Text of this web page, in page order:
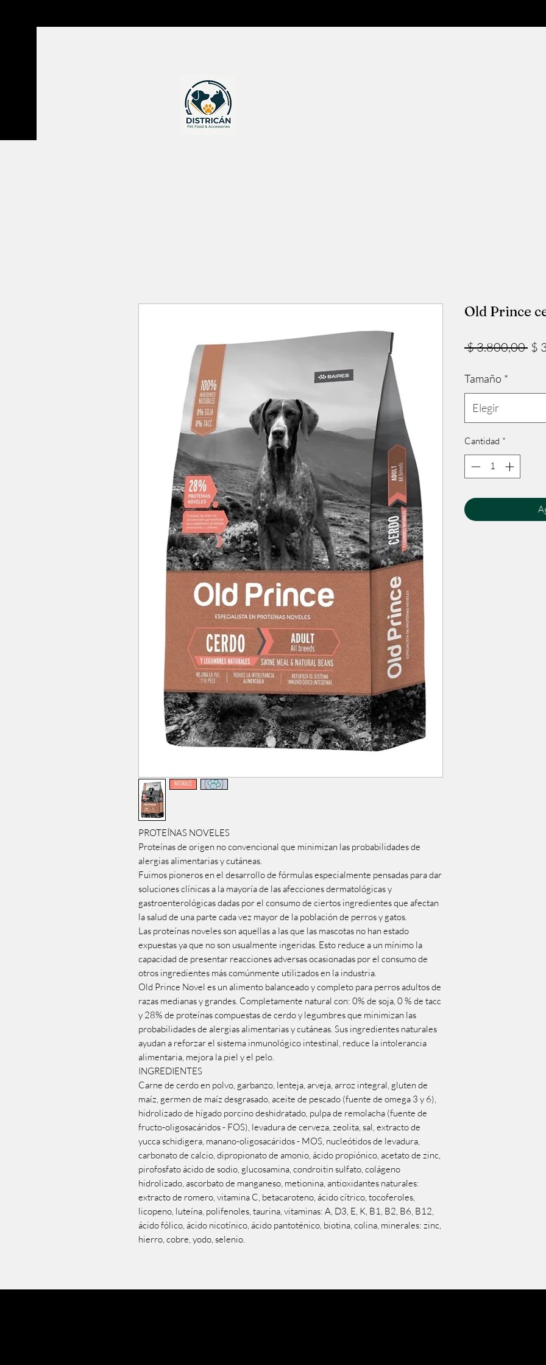
PROTEÍNAS NOVELES
Proteínas de origen no convencional que minimizan las probabilidades de
alergias alimentarias y cutáneas.
Fuimos pioneros en el desarrollo de fórmulas especialmente pensadas para dar
soluciones clínicas a la mayoría de las afecciones dermatológicas y
gastroenterológicas dadas por el consumo de ciertos ingredientes que afectan
la salud de una parte cada vez mayor de la población de perros y gatos.
Las proteínas noveles son aquellas a las que las mascotas no han estado
expuestas ya que no son usualmente ingeridas. Esto reduce a un mínimo la
capacidad de presentar reacciones adversas ocasionadas por el consumo de
otros ingredientes más comúnmente utilizados en la industria.
Old Prince Novel es un alimento balanceado y completo para perros adultos de
razas medianas y grandes. Completamente natural con: 0% de soja, 0 % de tacc
y 28% de proteínas compuestas de cerdo y legumbres que minimizan las
probabilidades de alergias alimentarias y cutáneas. Sus ingredientes naturales
ayudan a reforzar el sistema inmunológico intestinal, reduce la intolerancia
alimentaria, mejora la piel y el pelo.
INGREDIENTES
Carne de cerdo en polvo, garbanzo, lenteja, arveja, arroz integral, gluten de
maíz, germen de maíz desgrasado, aceite de pescado (fuente de omega 3 y 6),
hidrolizado de hígado porcino deshidratado, pulpa de remolacha (fuente de
fructo-oligosacáridos - FOS), levadura de cerveza, zeolita, sal, extracto de
yucca schidigera, manano-oligosacáridos - MOS, nucleótidos de levadura,
carbonato de calcio, dipropionato de amonio, ácido propiónico, acetato de zinc,
pirofosfato ácido de sodio, glucosamina, condroitin sulfato, colágeno
hidrolizado, ascorbato de manganeso, metionina, antioxidantes naturales:
extracto de romero, vitamina C, betacaroteno, ácido cítrico, tocoferoles,
licopeno, luteína, polifenoles, taurina, vitaminas: A, D3, E, K, B1, B2, B6, B12,
ácido fólico, ácido nicotínico, ácido pantoténico, biotina, colina, minerales: zinc,
hierro, cobre, yodo, selenio.
Old Prince
$ 3.800,00 $
Tamaño *
Elegir
Cantidad *